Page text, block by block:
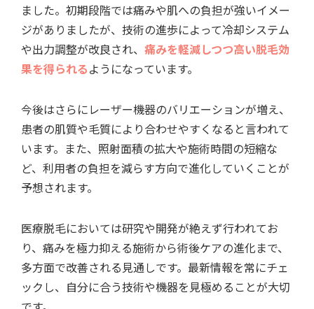
ました。初期段階では痛みや肌への負担が強いイメー
ジがありましたが、技術の進歩によって冷却システム
や出力調整が改良され、 痛みを軽減しつつ高い脱毛効
果を得られるようになっています。
今後はさらにレーザー機器のバリエーションが増え、
患者の肌質や毛質により合わせやすくなると言われて
います。また、照射面積の拡大や施術時間の短縮な
ど、利用者の負担を減らす方向で進化していくことが
予想されます。
医療脱毛においては研究や開発が絶えず行われてお
り、痛みを極力抑える施術から術後ケアの進化まで、
多方面で改善される見通しです。最新情報を常にチェ
ックし、自分に合う技術や機器を見極めることが大切